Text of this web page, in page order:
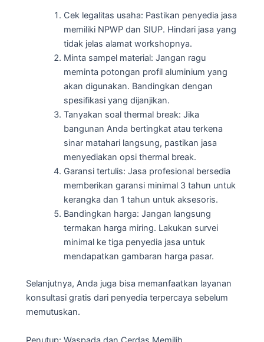
Cek legalitas usaha: Pastikan penyedia jasa
memiliki NPWP dan SIUP. Hindari jasa yang
tidak jelas alamat workshopnya.
Minta sampel material: Jangan ragu
meminta potongan profil aluminium yang
akan digunakan. Bandingkan dengan
spesifikasi yang dijanjikan.
Tanyakan soal thermal break: Jika
bangunan Anda bertingkat atau terkena
sinar matahari langsung, pastikan jasa
menyediakan opsi thermal break.
Garansi tertulis: Jasa profesional bersedia
memberikan garansi minimal 3 tahun untuk
kerangka dan 1 tahun untuk aksesoris.
Bandingkan harga: Jangan langsung
termakan harga miring. Lakukan survei
minimal ke tiga penyedia jasa untuk
mendapatkan gambaran harga pasar.
Selanjutnya, Anda juga bisa memanfaatkan layanan
konsultasi gratis dari penyedia terpercaya sebelum
memutuskan.